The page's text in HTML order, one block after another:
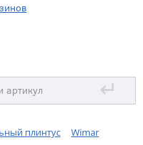
↵
плинтус
Wimar